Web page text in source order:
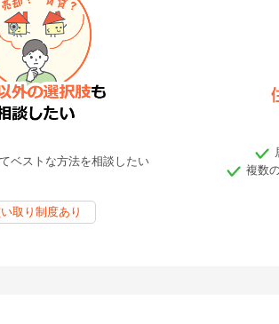
ベストな方法を相談したい
複数
取り制度あり